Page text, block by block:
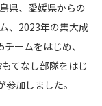
県、愛媛県からの
、2023年の集大成
ームをはじめ、
てなし部隊をはじ
加しました。